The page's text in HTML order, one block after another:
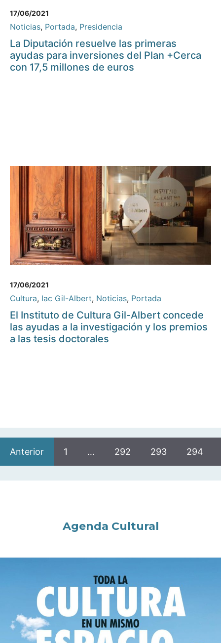
17/06/2021
Noticias, Portada, Presidencia
La Diputación resuelve las primeras
ayudas para inversiones del Plan +Cerca
con 17,5 millones de euros
17/06/2021
Cultura, Iac Gil-Albert, Noticias, Portada
El Instituto de Cultura Gil-Albert concede
las ayudas a la investigación y los premios
a las tesis doctorales
Anterior 1 … 292 293 294
Agenda Cultural